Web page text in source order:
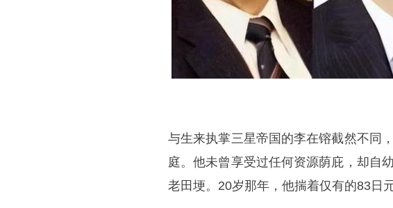
与生来执掌三星帝国的李在镕截然不同
庭。他未曾享受过任何资源荫庇，却
老田埂。20岁那年，他揣着仅有的83日